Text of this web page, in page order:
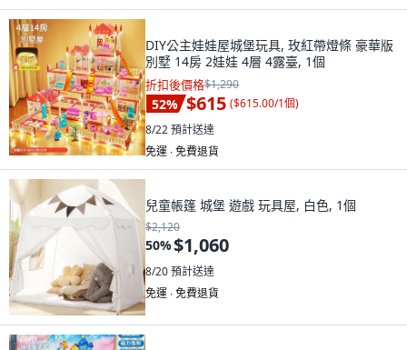
DIY公主娃娃屋城堡玩具, 玫紅帶燈條 豪華版
別墅 14房 2娃娃 4層 4露臺, 1個
折扣後價格$1,290
52% $615 ($615.00/1個)
8/22預計送達
免運 ∙ 免費退貨
兒童帳篷 城堡 遊戲 玩具屋, 白色, 1個
$2,120
50%$1,060
8/20預計送達
免運 ∙ 免費退貨